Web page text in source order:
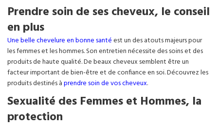
Prendre soin de ses cheveux, le conseil
en plus
Une belle chevelure en bonne santéest un des atouts majeurs pour
les femmes et les hommes. Son entretien nécessite des soins et des
produits de haute qualité. De beaux cheveux semblent être un
facteur important de bien-être et de confiance en soi. Découvrez les
produits destinés àprendre soin de vos cheveux.
Sexualité des Femmes et Hommes, la
protection